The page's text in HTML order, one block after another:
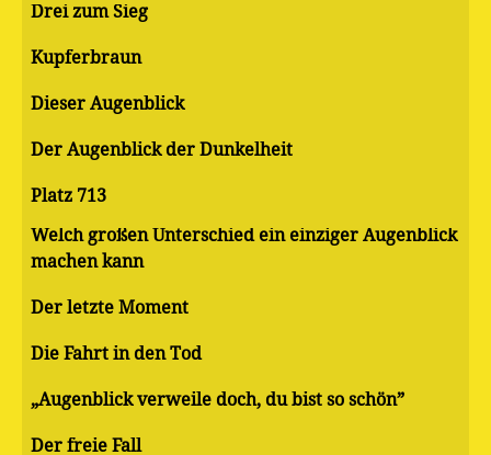
Drei zum Sieg
Kupferbraun
Dieser Augenblick
Der Augenblick der Dunkelheit
Platz 713
Welch großen Unterschied ein einziger Augenblick
machen kann
Der letzte Moment
Die Fahrt in den Tod
„Augenblick verweile doch, du bist so schön”
Der freie Fall